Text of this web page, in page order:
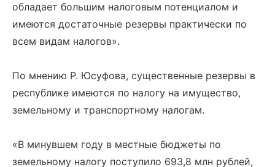
обладает большим налоговым потенциалом и
имеются достаточные резервы практически по
всем видам налогов».
По мнению Р. Юсуфова, существенные резервы в
республике имеются по налогу на имущество,
земельному и транспортному налогам.
«В минувшем году в местные бюджеты по
земельному налогу поступило 693,8 млн рублей,